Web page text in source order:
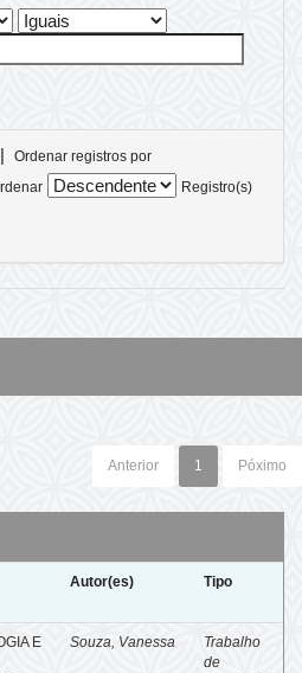
|
Ordenar registros por
Registro(s)
Anterior 1 Póximo
Autor(es) Tipo
E
Souza, Vanessa
Trabalho
de